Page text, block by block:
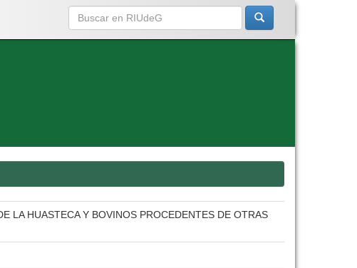
LA HUASTECA Y BOVINOS PROCEDENTES DE OTRAS